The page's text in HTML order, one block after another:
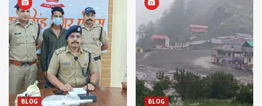
3
पांच हजार रुपए के लिए घोंट दिया दोस्ती का गला, बेरहमी से
किया मर्डर, आरोपी अरेस्ट
4
BLOG
धराली आपदा की पहली बरसी: ग्रामीणों ने दी दिवंगतों को
श्रद्धांजलि, दर्द के साथ नई शुरुआत की उम्मीद
BLOG BLOG